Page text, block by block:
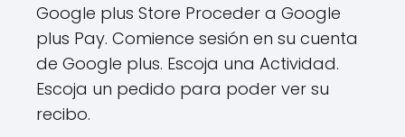
Google plus Store Proceder a Google
plus Pay. Comience sesión en su cuenta
de Google plus. Escoja una Actividad.
Escoja un pedido para poder ver su
recibo.